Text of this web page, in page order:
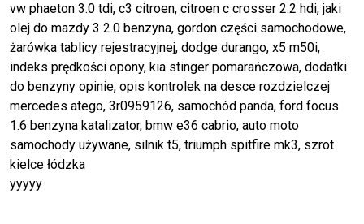
vw phaeton 3.0 tdi, c3 citroen, citroen c crosser 2.2 hdi, jaki
olej do mazdy 3 2.0 benzyna, gordon części samochodowe,
żarówka tablicy rejestracyjnej, dodge durango, x5 m50i,
indeks prędkości opony, kia stinger pomarańczowa, dodatki
do benzyny opinie, opis kontrolek na desce rozdzielczej
mercedes atego, 3r0959126, samochód panda, ford focus
1.6 benzyna katalizator, bmw e36 cabrio, auto moto
samochody używane, silnik t5, triumph spitfire mk3, szrot
kielce łódzka
yyyyy